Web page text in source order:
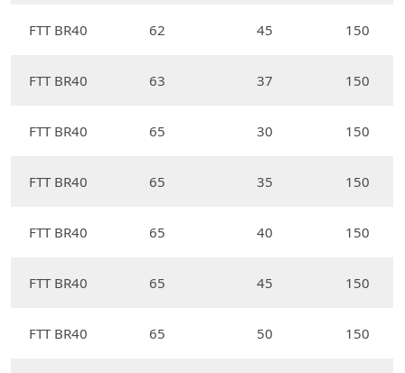
FTT BR40 62 45 150
FTT BR40 63 37 150
FTT BR40 65 30 150
FTT BR40 65 35 150
FTT BR40 65 40 150
FTT BR40 65 45 150
FTT BR40 65 50 150